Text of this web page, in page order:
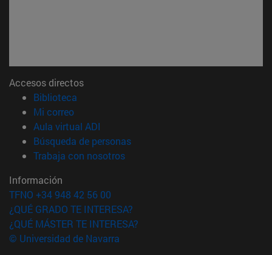
Accesos directos
Biblioteca
Mi correo(abre en nueva ventana)
Aula virtual ADI
Búsqueda de personas(abre en nueva ventana)
Trabaja con nosotros(abre en nueva ventana)
Información
TFNO +34 948 42 56 00
¿QUÉ GRADO TE INTERESA?
¿QUÉ MÁSTER TE INTERESA?
© Universidad de Navarra